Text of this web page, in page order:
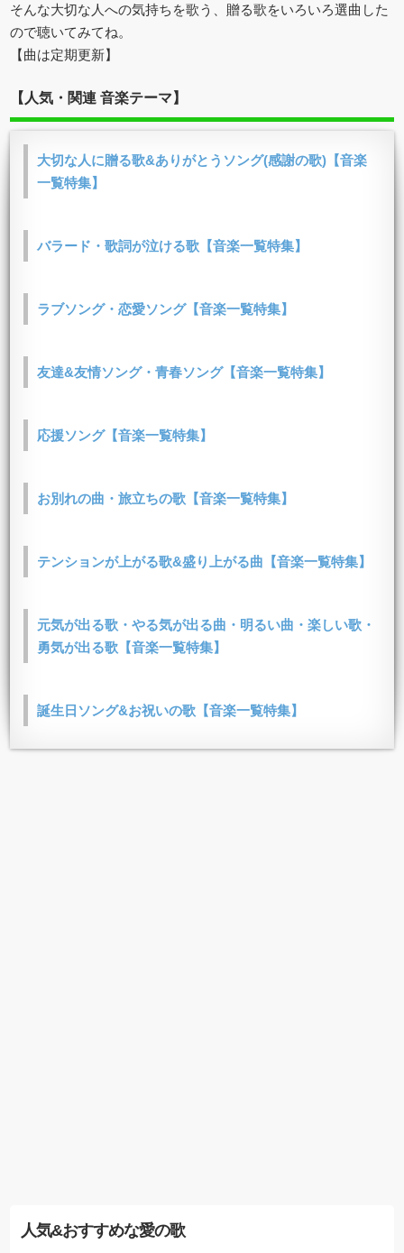
そんな大切な人への気持ちを歌う、贈る歌をいろいろ選曲した
ので聴いてみてね。
【曲は定期更新】
【人気・関連 音楽テーマ】
大切な人に贈る歌&ありがとうソング(感謝の歌)【音楽
一覧特集】
バラード・歌詞が泣ける歌【音楽一覧特集】
ラブソング・恋愛ソング【音楽一覧特集】
友達&友情ソング・青春ソング【音楽一覧特集】
応援ソング【音楽一覧特集】
お別れの曲・旅立ちの歌【音楽一覧特集】
テンションが上がる歌&盛り上がる曲【音楽一覧特集】
元気が出る歌・やる気が出る曲・明るい曲・楽しい歌・
勇気が出る歌【音楽一覧特集】
誕生日ソング&お祝いの歌【音楽一覧特集】
人気&おすすめな愛の歌